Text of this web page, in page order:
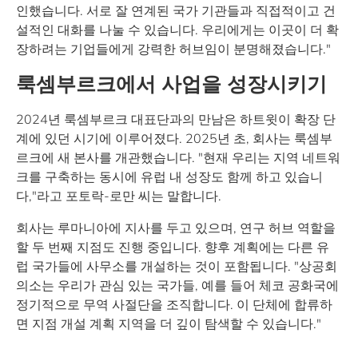
인했습니다. 서로 잘 연계된 국가 기관들과 직접적이고 건
설적인 대화를 나눌 수 있습니다. 우리에게는 이곳이 더 확
장하려는 기업들에게 강력한 허브임이 분명해졌습니다."
룩셈부르크에서 사업을 성장시키기
2024년 룩셈부르크 대표단과의 만남은 하트윗이 확장 단
계에 있던 시기에 이루어졌다. 2025년 초, 회사는 룩셈부
르크에 새 본사를 개관했습니다. "현재 우리는 지역 네트워
크를 구축하는 동시에 유럽 내 성장도 함께 하고 있습니
다,"라고 포토락-로만 씨는 말합니다.
회사는 루마니아에 지사를 두고 있으며, 연구 허브 역할을
할 두 번째 지점도 진행 중입니다. 향후 계획에는 다른 유
럽 국가들에 사무소를 개설하는 것이 포함됩니다. "상공회
의소는 우리가 관심 있는 국가들, 예를 들어 체코 공화국에
정기적으로 무역 사절단을 조직합니다. 이 단체에 합류하
면 지점 개설 계획 지역을 더 깊이 탐색할 수 있습니다."